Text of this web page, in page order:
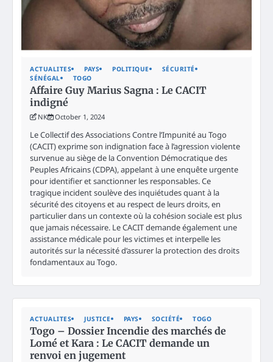
ACTUALITES PAYS POLITIQUE
SÉCURITÉ
SÉNÉGAL
TOGO
Affaire Guy Marius Sagna : Le CACIT
indigné
NK October 1, 2024
Le Collectif des Associations Contre l’Impunité au Togo
(CACIT) exprime son indignation face à l’agression violente
survenue au siège de la Convention Démocratique des
Peuples Africains (CDPA), appelant à une enquête urgente
pour identifier et sanctionner les responsables. Ce
tragique incident soulève des inquiétudes quant à la
sécurité des citoyens et au respect de leurs droits, en
particulier dans un contexte où la cohésion sociale est plus
que jamais nécessaire. Le CACIT demande également une
assistance médicale pour les victimes et interpelle les
autorités sur la nécessité d’assurer la protection des droits
fondamentaux au Togo.
ACTUALITES JUSTICE PAYS SOCIÉTÉ TOGO
Togo – Dossier Incendie des marchés de
Lomé et Kara : Le CACIT demande un
renvoi en jugement